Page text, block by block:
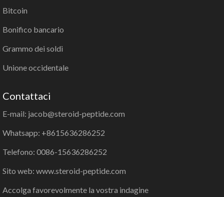
Bitcoin
Bonifico bancario
Grammo dei soldi
Unione occidentale
Contattaci
E-mail: jacob@steroid-peptide.com
Whatsapp: +8615636286252
Telefono: 0086-15636286252
Sito web: www.steroid-peptide.com
Accolga favorevolmente la vostra indagine